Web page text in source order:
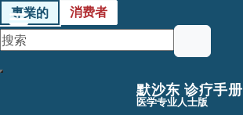
專業的 消费者
默沙东 诊疗手册
医学专业人士版